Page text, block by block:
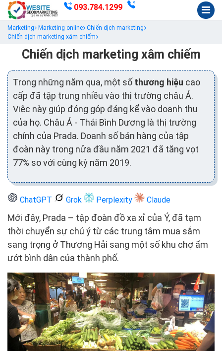
093.784.1299
Marketing Marketing online Chiến dịch marketing
Chiến dịch marketing xâm chiếm
Chiến dịch marketing xâm chiếm
Trong những năm qua, một số thương hiệu cao
cấp đã tập trung nhiều vào thị trường châu Á.
Việc này giúp đóng góp đáng kể vào doanh thu
của họ. Châu Á - Thái Bình Dương là thị trường
chính của Prada. Doanh số bán hàng của tập
đoàn này trong nửa đầu năm 2021 đã tăng vọt
77% so với cùng kỳ năm 2019.
ChatGPT Grok Perplexity Claude
Mới đây, Prada – tập đoàn đồ xa xỉ của Ý, đã tạm
thời chuyển sự chú ý từ các trung tâm mua sắm
sang trọng ở Thượng Hải sang một số khu chợ ẩm
ướt bình dân của thành phố.